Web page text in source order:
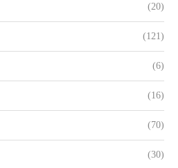
(20)
(121)
(6)
(16)
(70)
(30)